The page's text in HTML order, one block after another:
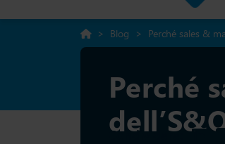
> Blog > Perché sales &
Perché
Condividere: